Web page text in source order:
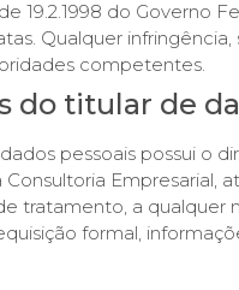
19.2.1998 do Governo
Qualquer
competentes.
do titular de
pessoais possui o
Consultoria Empresarial,
tratamento, a qualquer
formal,